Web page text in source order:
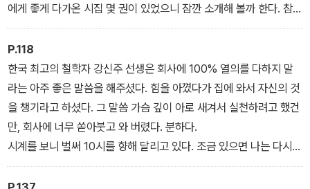
에게 좋게 다가온 시집 몇 권이 있었으니 잠깐 소개해 볼까 한다. 참고
로 나는 시에 대해서 ‘ㅅ’도 모르는 까막눈이다.
첫 번째, 안도현이다. 안도현의 시는 나같은 초짜들에게도 시가 쏙쏙
들어온다. 쉽기 때문일까? 잘 썼기 때문일까?
-<1일 1권> 중에서
P.118
한국 최고의 철학자 강신주 선생은 회사에 100% 열의를 다하지 말
라는 아주 좋은 말씀을 해주셨다. 힘을 아꼈다가 집에 와서 자신의 것
을 챙기라고 하셨다. 그 말씀 가슴 깊이 아로 새겨서 실천하려고 했건
만, 회사에 너무 쏟아붓고 와 버렸다. 분하다.
시계를 보니 벌써 10시를 향해 달리고 있다. 조금 있으면 나는 다시
곯아떨어질 것이다. 먹고는 살아야겠고, ‘ ~해야 하는’ 삶 속에 갇힌
것이니까. must해야 하고 should해야 하고 have to해야 하는 쳇바